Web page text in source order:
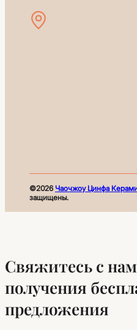
©2026 Чаочжоу Цинфа
защищены.
Свяжитесь с
получения
предложения